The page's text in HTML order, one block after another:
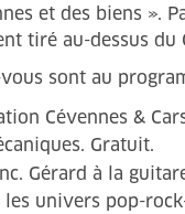
et des biens ».
tiré au-dessus du
sont au
Cévennes &
Gratuit.
Gérard à la
univers pop-